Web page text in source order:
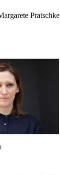
Pratschke